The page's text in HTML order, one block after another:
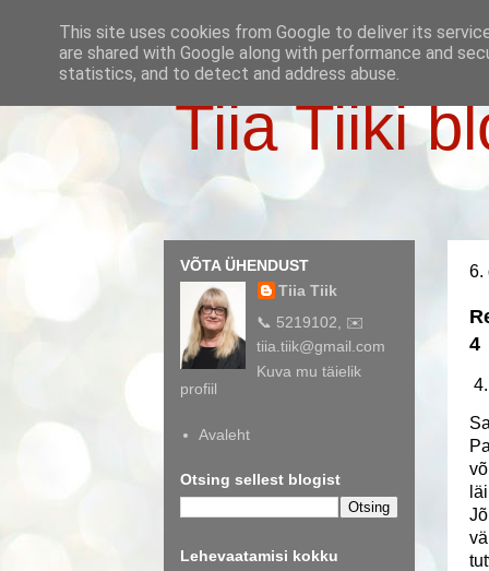
Tiia Tiiki
6.
4
VÕTA ÜHENDUST
Tiia Tiik
📞 5219102, ✉️
tiia.tiik@gmail.com
Kuva mu täielik
profiil
Avaleht
Otsing sellest blogist
Lehevaatamisi kokku
This site uses cookies from Google to deliver its
are shared with Google along with performance and
statistics, and to detect and address abuse.